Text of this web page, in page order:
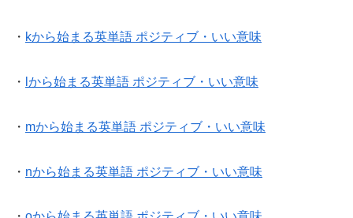
・ kから始まる英単語 ポジティブ・いい意味
・ lから始まる英単語 ポジティブ・いい意味
・ mから始まる英単語 ポジティブ・いい意味
・ nから始まる英単語 ポジティブ・いい意味